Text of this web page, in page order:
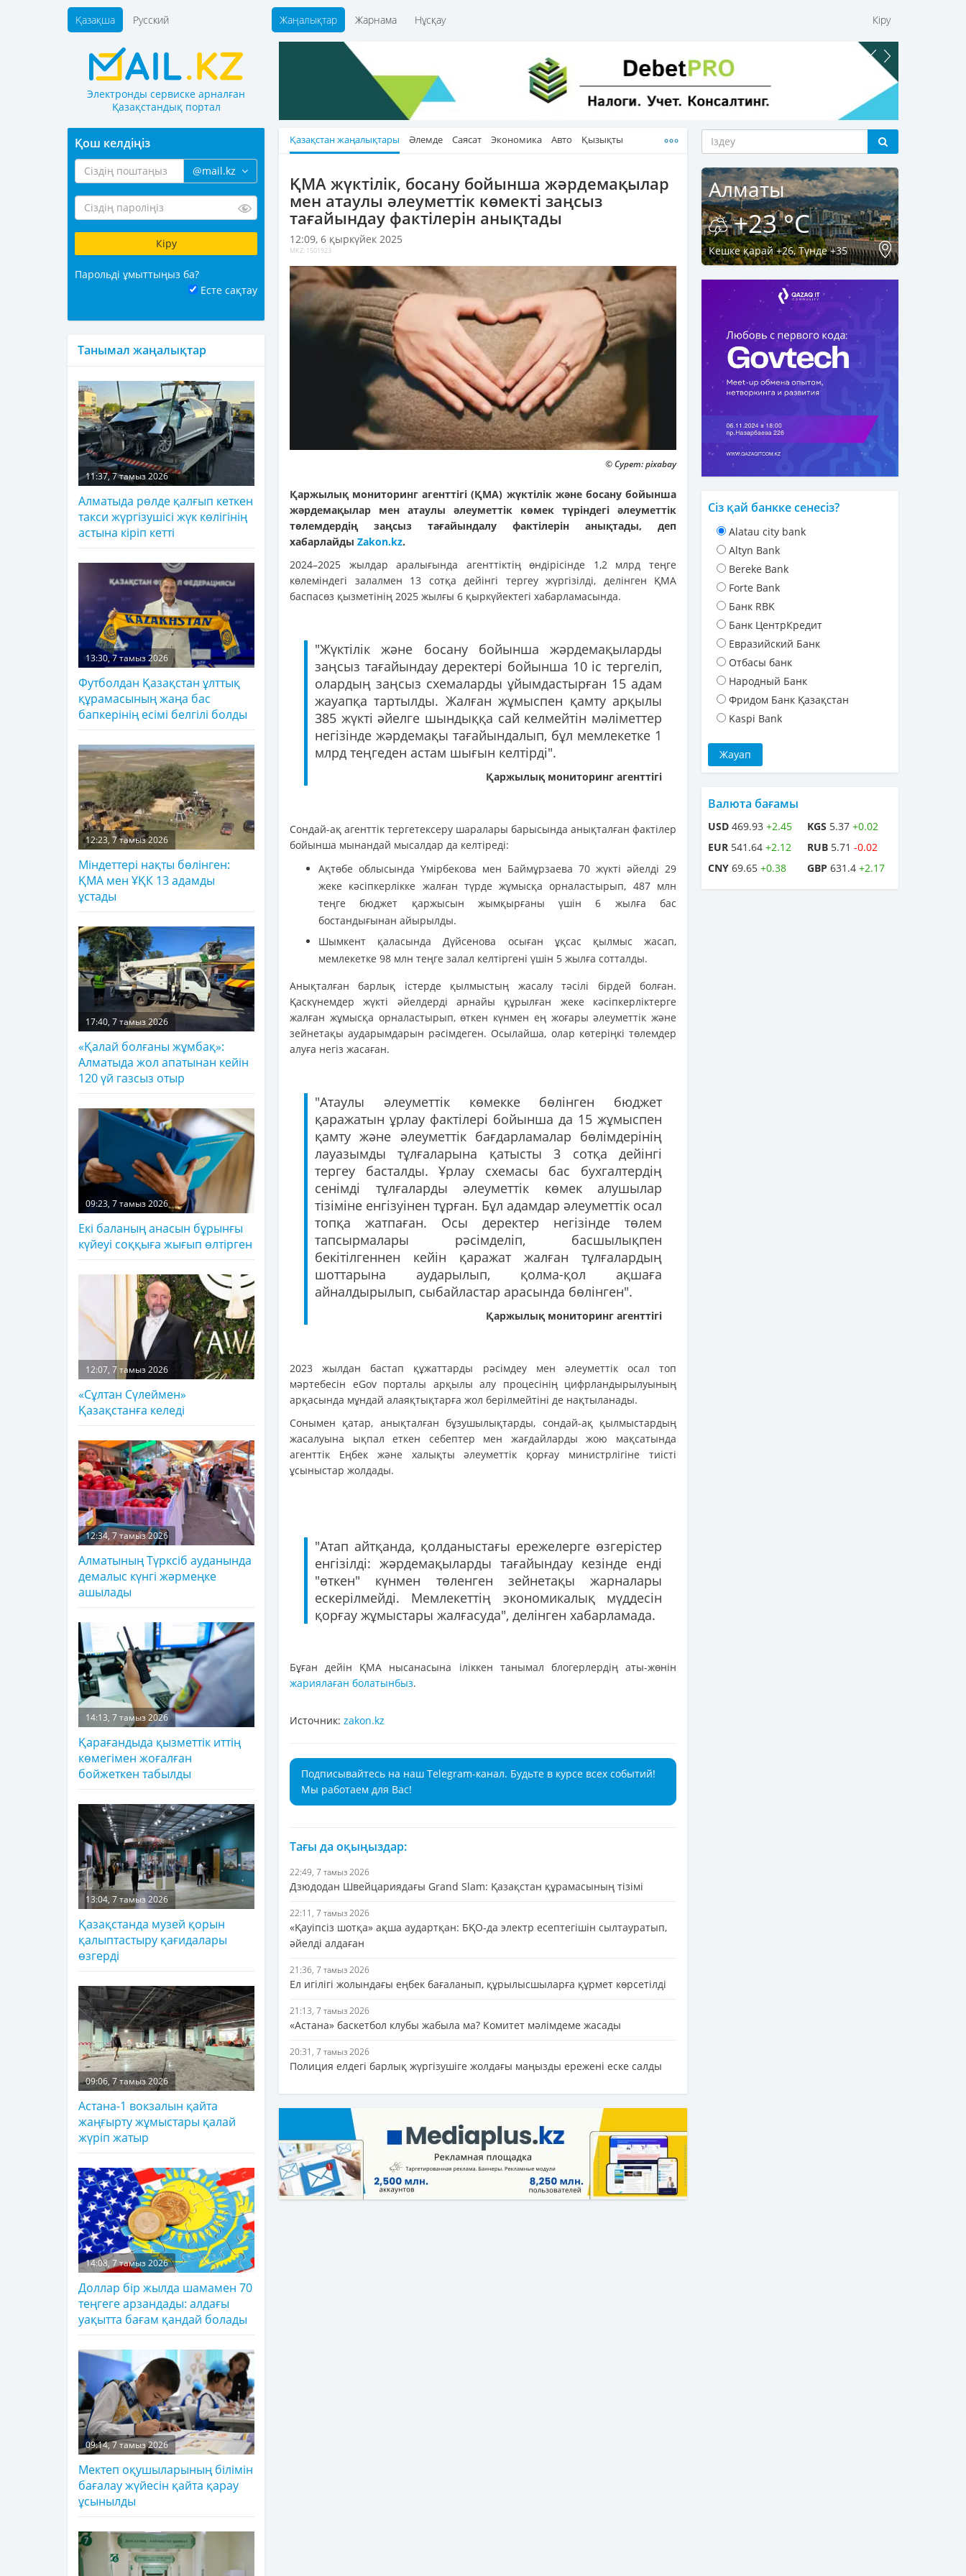
Жаңалықтар Жарнама Нұсқау Кіру
Қазақша Русский
Электронды сервиске арналған
Қазақстандық портал
Қазақстан жаңалықтары Әлемде Саясат Экономика Авто Қызықты
ҚМА жүктілік, босану бойынша жәрдемақылар
мен атаулы әлеуметтік көмекті заңсыз
тағайындау фактілерін анықтады
12:09, 6 қыркүйек 2025
MKZ: 1501923
© Сурет: pixabay
Қаржылық мониторинг агенттігі (ҚМА) жүктілік және босану бойынша
жәрдемақылар мен атаулы әлеуметтік көмек түріндегі әлеуметтік
төлемдердің заңсыз тағайындалу фактілерін анықтады, деп
хабарлайды Zakon.kz.
2024–2025 жылдар аралығында агенттіктің өндірісінде 1,2 млрд теңге
көлеміндегі залалмен 13 сотқа дейінгі тергеу жүргізілді, делінген ҚМА
баспасөз қызметінің 2025 жылғы 6 қыркүйектегі хабарламасында.
"Жүктілік және босану бойынша жәрдемақыларды
заңсыз тағайындау деректері бойынша 10 іс тергеліп,
олардың заңсыз схемаларды ұйымдастырған 15 адам
жауапқа тартылды. Жалған жұмыспен қамту арқылы
385 жүкті әйелге шындыққа сай келмейтін мәліметтер
негізінде жәрдемақы тағайындалып, бұл мемлекетке 1
млрд теңгеден астам шығын келтірді".
Қаржылық мониторинг агенттігі
Сондай-ақ агенттік тергетексеру шаралары барысында анықталған фактілер
бойынша мынандай мысалдар да келтіреді:
Ақтөбе облысында Үмірбекова мен Баймұрзаева 70 жүкті әйелді 29
жеке кәсіпкерлікке жалған түрде жұмысқа орналастырып, 487 млн
теңге бюджет қаржысын жымқырғаны үшін 6 жылға бас
бостандығынан айырылды.
Шымкент қаласында Дүйсенова осыған ұқсас қылмыс жасап,
мемлекетке 98 млн теңге залал келтіргені үшін 5 жылға сотталды.
Анықталған барлық істерде қылмыстың жасалу тәсілі бірдей болған.
Қаскүнемдер жүкті әйелдерді арнайы құрылған жеке кәсіпкерліктерге
жалған жұмысқа орналастырып, өткен күнмен ең жоғары әлеуметтік және
зейнетақы аударымдарын рәсімдеген. Осылайша, олар көтеріңкі төлемдер
алуға негіз жасаған.
"Атаулы әлеуметтік көмекке бөлінген бюджет
қаражатын ұрлау фактілері бойынша да 15 жұмыспен
қамту және әлеуметтік бағдарламалар бөлімдерінің
лауазымды тұлғаларына қатысты 3 сотқа дейінгі
тергеу басталды. Ұрлау схемасы бас бухгалтердің
сенімді тұлғаларды әлеуметтік көмек алушылар
тізіміне енгізуінен тұрған. Бұл адамдар әлеуметтік осал
топқа жатпаған. Осы деректер негізінде төлем
тапсырмалары рәсімделіп, басшылықпен
бекітілгеннен кейін қаражат жалған тұлғалардың
шоттарына аударылып, қолма-қол ақшаға
айналдырылып, сыбайластар арасында бөлінген".
Қаржылық мониторинг агенттігі
2023 жылдан бастап құжаттарды рәсімдеу мен әлеуметтік осал топ
мәртебесін eGov порталы арқылы алу процесінің цифрландырылуының
арқасында мұндай алаяқтықтарға жол берілмейтіні де нақтыланады.
Сонымен қатар, анықталған бұзушылықтарды, сондай-ақ қылмыстардың
жасалуына ықпал еткен себептер мен жағдайларды жою мақсатында
агенттік Еңбек және халықты әлеуметтік қорғау министрлігіне тиісті
ұсыныстар жолдады.
"Атап айтқанда, қолданыстағы ережелерге өзгерістер
енгізілді: жәрдемақыларды тағайындау кезінде енді
"өткен" күнмен төленген зейнетақы жарналары
ескерілмейді. Мемлекеттің экономикалық мүддесін
қорғау жұмыстары жалғасуда", делінген хабарламада.
Бұған дейін ҚМА нысанасына іліккен танымал блогерлердің аты-жөнін
жариялаған болатынбыз.
Источник: zakon.kz
Подписывайтесь на наш Telegram-канал. Будьте в курсе всех событий!
Мы работаем для Вас!
Тағы да оқыңыздар:
22:49, 7 тамыз 2026
Дзюдодан Швейцариядағы Grand Slam: Қазақстан құрамасының тізімі
22:11, 7 тамыз 2026
«Қауіпсіз шотқа» ақша аудартқан: БҚО-да электр есептегішін сылтауратып,
әйелді алдаған
21:36, 7 тамыз 2026
Ел игілігі жолындағы еңбек бағаланып, құрылысшыларға құрмет көрсетілді
21:13, 7 тамыз 2026
«Астана» баскетбол клубы жабыла ма? Комитет мәлімдеме жасады
20:31, 7 тамыз 2026
Полиция елдегі барлық жүргізушіге жолдағы маңызды ережені еске салды
Қош келдіңіз
@mail.kz
Парольді ұмыттыңыз ба?
Есте сақтау
Танымал жаңалықтар
11:37, 7 тамыз 2026
Алматыда рөлде қалғып кеткен
такси жүргізушісі жүк көлігінің
астына кіріп кетті
13:30, 7 тамыз 2026
Футболдан Қазақстан ұлттық
құрамасының жаңа бас
бапкерінің есімі белгілі болды
12:23, 7 тамыз 2026
Міндеттері нақты бөлінген:
ҚМА мен ҰҚК 13 адамды
ұстады
17:40, 7 тамыз 2026
«Қалай болғаны жұмбақ»:
Алматыда жол апатынан кейін
120 үй газсыз отыр
09:23, 7 тамыз 2026
Екі баланың анасын бұрынғы
күйеуі соққыға жығып өлтірген
12:07, 7 тамыз 2026
«Сұлтан Сүлеймен»
Қазақстанға келеді
12:34, 7 тамыз 2026
Алматының Түрксіб ауданында
демалыс күнгі жәрмеңке
ашылады
14:13, 7 тамыз 2026
Қарағандыда қызметтік иттің
көмегімен жоғалған
бойжеткен табылды
13:04, 7 тамыз 2026
Қазақстанда музей қорын
қалыптастыру қағидалары
өзгерді
09:06, 7 тамыз 2026
Астана-1 вокзалын қайта
жаңғырту жұмыстары қалай
жүріп жатыр
14:08, 7 тамыз 2026
Доллар бір жылда шамамен 70
теңгеге арзандады: алдағы
уақытта бағам қандай болады
09:14, 7 тамыз 2026
Мектеп оқушыларының білімін
бағалау жүйесін қайта қарау
ұсынылды
Алматы
+23 °C
Кешке қарай +26, Түнде +35
Сіз қай банкке сенесіз?
Alatau city bank
Altyn Bank
Bereke Bank
Forte Bank
Банк RBK
Банк ЦентрКредит
Евразийский Банк
Отбасы банк
Народный Банк
Фридом Банк Қазақстан
Kaspi Bank
Валюта бағамы
USD 469.93 +2.45
EUR 541.64 +2.12
CNY 69.65 +0.38
KGS 5.37 +0.02
RUB 5.71 -0.02
GBP 631.4 +2.17